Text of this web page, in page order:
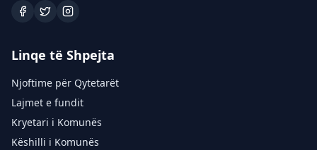
Linqe të Shpejta
Njoftime për Qytetarët
Lajmet e fundit
Kryetari i Komunës
Këshilli i Komunës